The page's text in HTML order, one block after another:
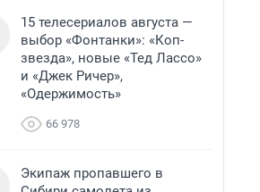
15 телесериалов августа —
выбор «Фонтанки»: «Коп-
звезда», новые «Тед Лассо»
и «Джек Ричер»,
«Одержимость»
66 978
Экипаж пропавшего в